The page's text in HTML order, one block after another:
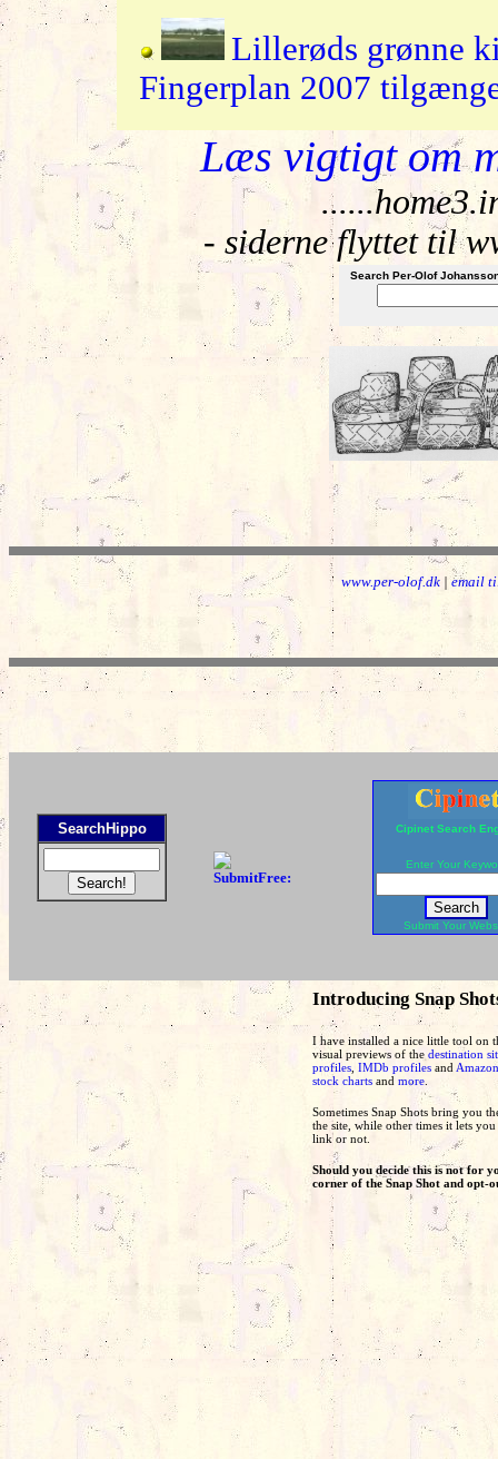
Lillerøds grønne
Fingerplan 2007
Læs vigtigt om
- siderne flyttet til
Search Per-Olof
www.per-olof.dk |email
SearchHippo Cipinet Search
Enter Your
Submit Your
Introducing Snap
I have installed a nice little tool on
visual previews of the destination
profiles, IMDb profilesand
stock chartsand more.
Sometimes Snap Shots bring you
the site, while other times it lets
link or not.
Should you decide this is not for
corner of the Snap Shot and opt-